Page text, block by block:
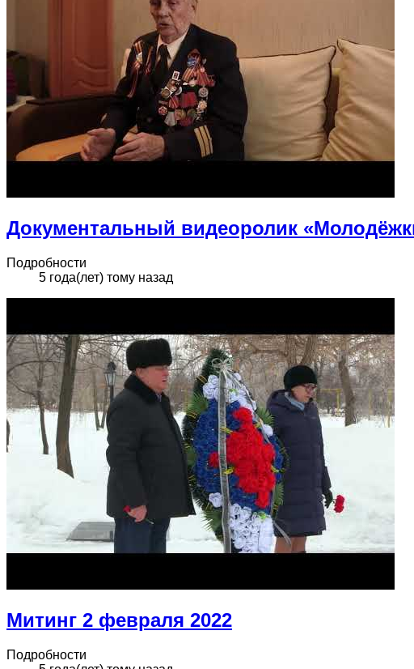
Документальный видеоролик
Подробности
5 года(лет) тому назад
Митинг 2 февраля 2022
Подробности